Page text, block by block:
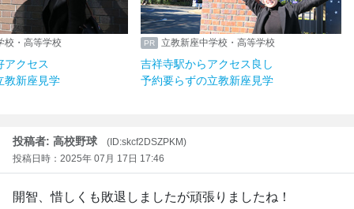
校・高等学校
アクセス
教新座見学
立教新座中学校・高等学校
吉祥寺駅からアクセス良し
予約要らずの立教新座見学
投稿者: 高校野球
(ID:skcf2DSZPKM)
投稿日時：2025年 07月 17日 17:46
開智、惜しくも敗退しましたが頑張りましたね！